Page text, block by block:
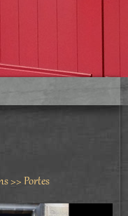
>> Portes